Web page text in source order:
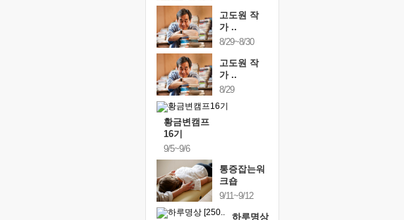
고도원 작
가 ..
8/29~8/30
고도원 작
가 ..
8/29
황금변캠프
16기
9/5~9/6
통증잡는워
크숍
9/11~9/12
하루명상